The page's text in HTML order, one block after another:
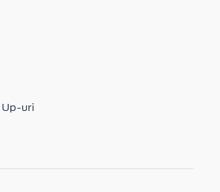
uri